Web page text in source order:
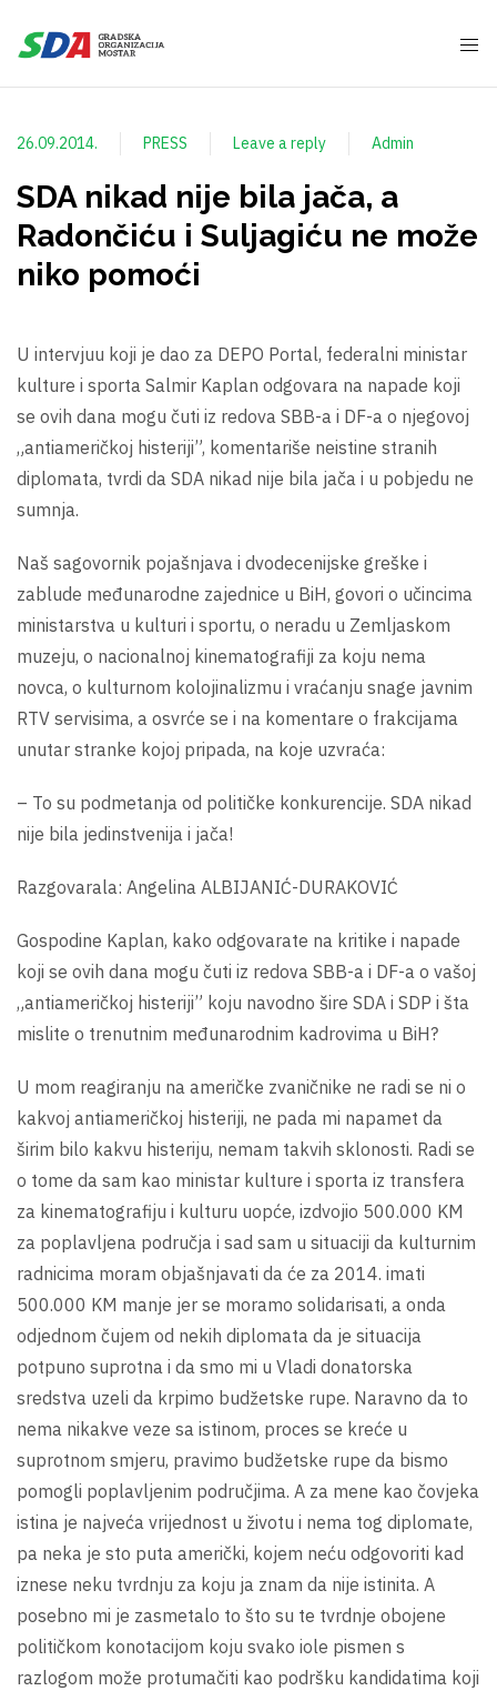
26.09.2014. PRESS Leave a reply Admin
SDA nikad nije bila jača, a
Radončiću i Suljagiću ne može
niko pomoći
U intervjuu koji je dao za DEPO Portal, federalni ministar
kulture i sporta Salmir Kaplan odgovara na napade koji
se ovih dana mogu čuti iz redova SBB-a i DF-a o njegovoj
„antiameričkoj histeriji”, komentariše neistine stranih
diplomata, tvrdi da SDA nikad nije bila jača i u pobjedu ne
sumnja.
Naš sagovornik pojašnjava i dvodecenijske greške i
zablude međunarodne zajednice u BiH, govori o učincima
ministarstva u kulturi i sportu, o neradu u Zemljaskom
muzeju, o nacionalnoj kinematografiji za koju nema
novca, o kulturnom kolojinalizmu i vraćanju snage javnim
RTV servisima, a osvrće se i na komentare o frakcijama
unutar stranke kojoj pripada, na koje uzvraća:
– To su podmetanja od političke konkurencije. SDA nikad
nije bila jedinstvenija i jača!
Razgovarala: Angelina ALBIJANIĆ-DURAKOVIĆ
Gospodine Kaplan, kako odgovarate na kritike i napade
koji se ovih dana mogu čuti iz redova SBB-a i DF-a o vašoj
„antiameričkoj histeriji” koju navodno šire SDA i SDP i šta
mislite o trenutnim međunarodnim kadrovima u BiH?
U mom reagiranju na američke zvaničnike ne radi se ni o
kakvoj antiameričkoj histeriji, ne pada mi napamet da
širim bilo kakvu histeriju, nemam takvih sklonosti. Radi se
o tome da sam kao ministar kulture i sporta iz transfera
za kinematografiju i kulturu uopće, izdvojio 500.000 KM
za poplavljena područja i sad sam u situaciji da kulturnim
radnicima moram objašnjavati da će za 2014. imati
500.000 KM manje jer se moramo solidarisati, a onda
odjednom čujem od nekih diplomata da je situacija
potpuno suprotna i da smo mi u Vladi donatorska
sredstva uzeli da krpimo budžetske rupe. Naravno da to
nema nikakve veze sa istinom, proces se kreće u
suprotnom smjeru, pravimo budžetske rupe da bismo
pomogli poplavljenim područjima. A za mene kao čovjeka
istina je najveća vrijednost u životu i nema tog diplomate,
pa neka je sto puta američki, kojem neću odgovoriti kad
iznese neku tvrdnju za koju ja znam da nije istinita. A
posebno mi je zasmetalo to što su te tvrdnje obojene
političkom konotacijom koju svako iole pismen s
razlogom može protumačiti kao podršku kandidatima koji